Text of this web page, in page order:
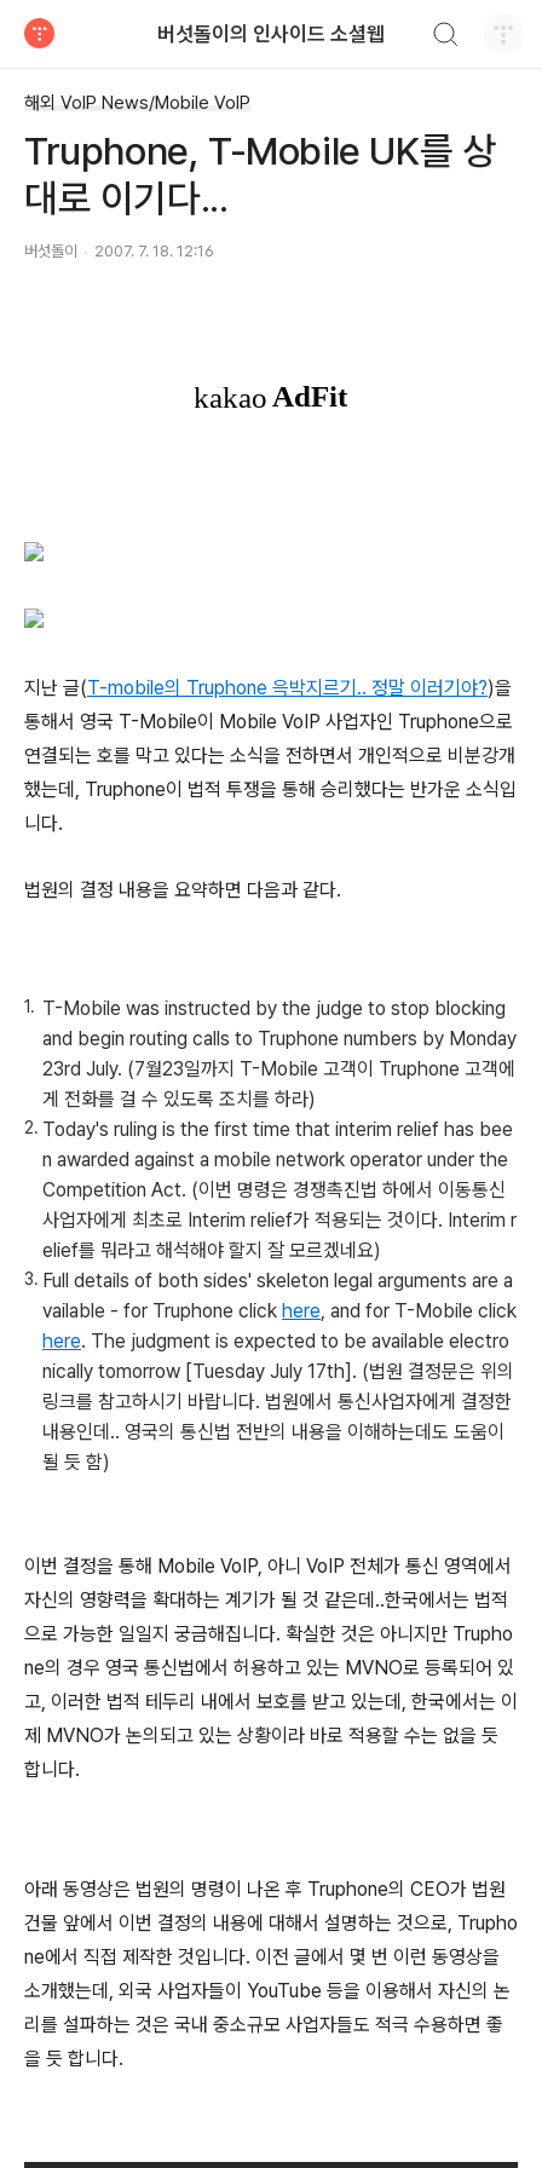
버섯돌이의 인사이드 소셜웹
해외 VoIP News/Mobile VoIP
Truphone, T-Mobile UK를 상
대로 이기다...
버섯돌이 2007. 7. 18. 12:16
지난 글(T-mobile의 Truphone 윽박지르기.. 정말 이러기야?)을
통해서 영국 T-Mobile이 Mobile VoIP 사업자인 Truphone으로
연결되는 호를 막고 있다는 소식을 전하면서 개인적으로 비분강개
했는데, Truphone이 법적 투쟁을 통해 승리했다는 반가운 소식입
니다.
법원의 결정 내용을 요약하면 다음과 같다.
T-Mobile was instructed by the judge to stop blocking
and begin routing calls to Truphone numbers by Monday
23rd July. (7월23일까지 T-Mobile 고객이 Truphone 고객에
게 전화를 걸 수 있도록 조치를 하라)
Today's ruling is the first time that interim relief has bee
n awarded against a mobile network operator under the
Competition Act. (이번 명령은 경쟁촉진법 하에서 이동통신
사업자에게 최초로 Interim relief가 적용되는 것이다. Interim r
elief를 뭐라고 해석해야 할지 잘 모르겠네요)
Full details of both sides' skeleton legal arguments are a
vailable - for Truphone click here, and for T-Mobile click
here. The judgment is expected to be available electro
nically tomorrow [Tuesday July 17th]. (법원 결정문은 위의
링크를 참고하시기 바랍니다. 법원에서 통신사업자에게 결정한
내용인데.. 영국의 통신법 전반의 내용을 이해하는데도 도움이
될 듯 함)
이번 결정을 통해 Mobile VoIP, 아니 VoIP 전체가 통신 영역에서
자신의 영향력을 확대하는 계기가 될 것 같은데..한국에서는 법적
으로 가능한 일일지 궁금해집니다. 확실한 것은 아니지만 Trupho
ne의 경우 영국 통신법에서 허용하고 있는 MVNO로 등록되어 있
고, 이러한 법적 테두리 내에서 보호를 받고 있는데, 한국에서는 이
제 MVNO가 논의되고 있는 상황이라 바로 적용할 수는 없을 듯
합니다.
아래 동영상은 법원의 명령이 나온 후 Truphone의 CEO가 법원
건물 앞에서 이번 결정의 내용에 대해서 설명하는 것으로, Trupho
ne에서 직접 제작한 것입니다. 이전 글에서 몇 번 이런 동영상을
소개했는데, 외국 사업자들이 YouTube 등을 이용해서 자신의 논
리를 설파하는 것은 국내 중소규모 사업자들도 적극 수용하면 좋
을 듯 합니다.